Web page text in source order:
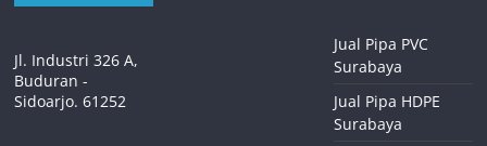
Jl. Industri 326 A,
Buduran -
Sidoarjo. 61252
Jual Pipa PVC
Surabaya
Jual Pipa HDPE
Surabaya